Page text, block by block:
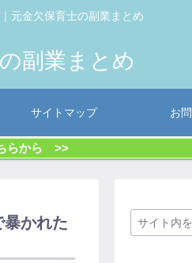
元金欠保育士の副業まとめ
サイトマップ お
らから >>
かれた